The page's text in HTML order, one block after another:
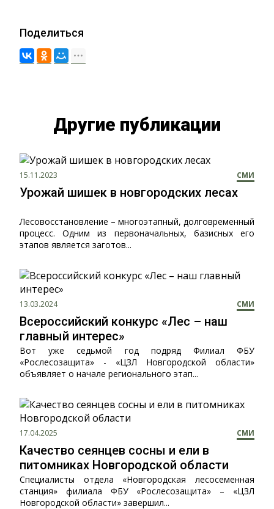
Поделиться
Другие публикации
15.11.2023 СМИ
Урожай шишек в новгородских лесах
Лесовосстановление – многоэтапный, долговременный
процесс. Одним из первоначальных, базисных его
этапов является заготов...
13.03.2024 СМИ
Всероссийский конкурс «Лес – наш
главный интерес»
Вот уже седьмой год подряд Филиал ФБУ
«Рослесозащита» - «ЦЗЛ Новгородской области»
объявляет о начале регионального этап...
17.04.2025 СМИ
Качество сеянцев сосны и ели в
питомниках Новгородской области
Специалисты отдела «Новгородская лесосеменная
станция» филиала ФБУ «Рослесозащита» – «ЦЗЛ
Новгородской области» завершил...